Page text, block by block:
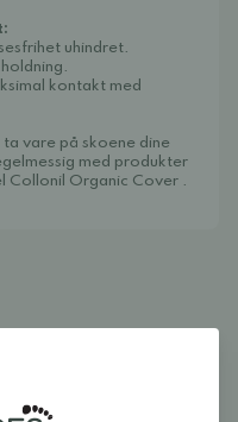
uhindret.
kontakt med
vare på skoene dine
med produkter
Collonil Organic Cover .